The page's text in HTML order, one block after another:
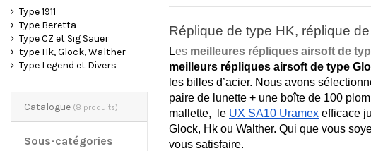
Réplique de type HK, réplique
Les meilleures répliques airsoft de
meilleurs répliques airsoft de type
les billes d’acier. Nous avons
paire de lunette + une boîte de 100
mallette, le UX SA10 Uramex efficace
Glock, Hk ou Walther. Qui que vous
vous satisfaire.
Type 1911
Type Beretta
Type CZ et Sig Sauer
type Hk, Glock, Walther
Type Legend et Divers
Catalogue (8 produits)
Sous-catégories